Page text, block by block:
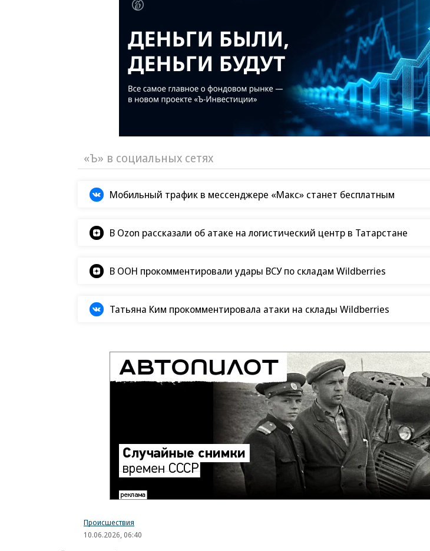
«Ъ» в социальных сетях
Мобильный трафик в мессенджере «Макс» станет бесплатным
В Ozon рассказали об атаке на логистический центр в Татарстане
В ООН прокомментировали удары ВСУ по складам Wildberries
Татьяна Ким прокомментировала атаки на склады Wildberries
Происшествия
10.06.2026, 06:40